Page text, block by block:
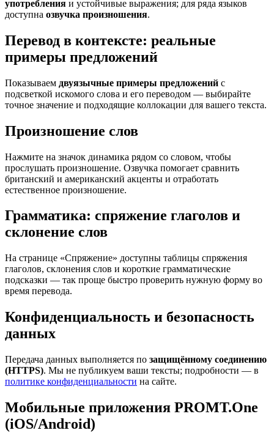
употребления и устойчивые выражения; для ряда языков
доступна озвучка произношения.
Перевод в контексте: реальные
примеры предложений
Показываем двуязычные примеры предложений с
подсветкой искомого слова и его переводом — выбирайте
точное значение и подходящие коллокации для вашего текста.
Произношение слов
Нажмите на значок динамика рядом со словом, чтобы
прослушать произношение. Озвучка помогает сравнить
британский и американский акценты и отработать
естественное произношение.
Грамматика: спряжение глаголов и
склонение слов
На странице «Спряжение» доступны таблицы спряжения
глаголов, склонения слов и короткие грамматические
подсказки — так проще быстро проверить нужную форму во
время перевода.
Конфиденциальность и безопасность
данных
Передача данных выполняется по защищённому соединению
(HTTPS). Мы не публикуем ваши тексты; подробности — в
политике конфиденциальности на сайте.
Мобильные приложения PROMT.One
(iOS/Android)